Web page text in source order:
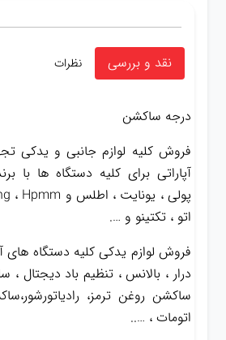
نقد و بررسی نظرات
درجه ساکشن
فروش کلیه لوازم جانبی و یدکی
آپاراتی برای کلیه دستگاه ها با
اتو ، تکتینو و ….
فروش لوازم یدکی کلیه دستگاه های
درار ، بالانس ، تنظیم باد دیجتال
ساکشن روغن ترمز،
اتومات ، …..